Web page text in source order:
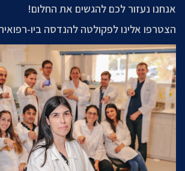
אנחנו נעזור לכם להגשים את החלום!
הצטרפו אלינו לפקולטה להנדסה ביו-